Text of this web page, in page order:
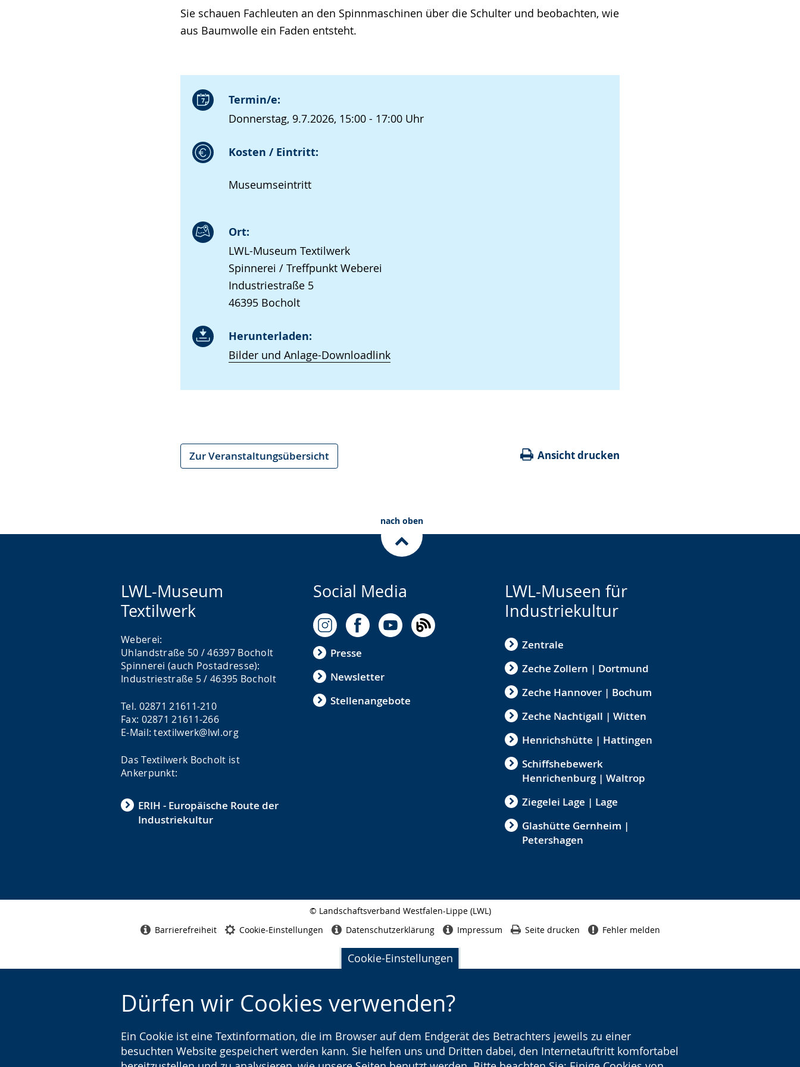
Cookie-Einstellungen
Dürfen wir Cookies verwenden?
Ein Cookie ist eine Textinformation, die im Browser auf dem Endgerät des Betrachters jeweils zu einer
besuchten Website gespeichert werden kann. Sie helfen uns und Dritten dabei, den Internetauftritt komfortabel
Sie schauen Fachleuten an den Spinnmaschinen über die Schulter und beobachten, wie
aus Baumwolle ein Faden entsteht.
Termin/e:
Donnerstag, 9.7.2026, 15:00 - 17:00 Uhr
Kosten / Eintritt:
Museumseintritt
Ort:
LWL-Museum Textilwerk
Spinnerei / Treffpunkt Weberei
Industriestraße 5
46395 Bocholt
Herunterladen:
Bilder und Anlage-Downloadlink
Zur Veranstaltungsübersicht Ansicht drucken
nach oben
LWL-Museum
Textilwerk
Weberei:
Uhlandstraße 50 / 46397 Bocholt
Spinnerei (auch Postadresse):
Industriestraße 5 / 46395 Bocholt
Tel. 02871 21611-210
Fax: 02871 21611-266
E-Mail: textilwerk@lwl.org
Das Textilwerk Bocholt ist
Ankerpunkt:
ERIH - Europäische Route der
Industriekultur
Social Media
Presse
Newsletter
Stellenangebote
LWL-Museen für
Industriekultur
Zentrale
Zeche Zollern | Dortmund
Zeche Hannover | Bochum
Zeche Nachtigall | Witten
Henrichshütte | Hattingen
Schiffshebewerk
Henrichenburg | Waltrop
Ziegelei Lage | Lage
Glashütte Gernheim |
Petershagen
© Landschaftsverband Westfalen-Lippe (LWL)
Barrierefreiheit Cookie-Einstellungen Datenschutzerklärung Impressum Seite drucken Fehler melden